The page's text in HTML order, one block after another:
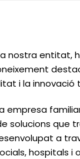
nostra entitat,
i la innovació
empresa
solucions que
a
hospitals i